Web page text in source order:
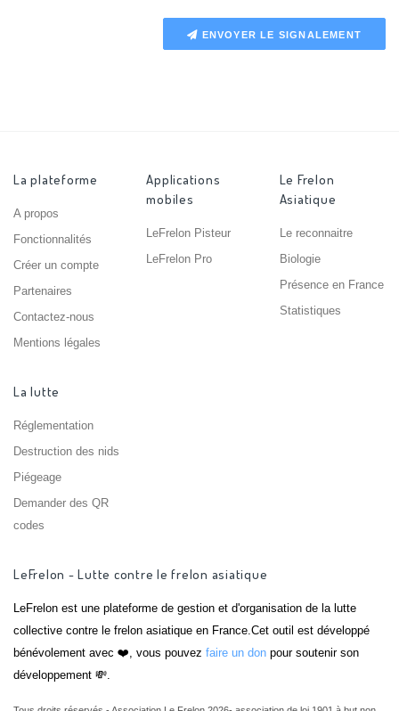
ENVOYER LE SIGNALEMENT
La plateforme
A propos
Fonctionnalités
Créer un compte
Partenaires
Contactez-nous
Mentions légales
Applications
mobiles
LeFrelon Pisteur
LeFrelon Pro
Le Frelon
Asiatique
Le reconnaitre
Biologie
Présence en France
Statistiques
La lutte
Réglementation
Destruction des nids
Piégeage
Demander des QR
codes
LeFrelon - Lutte contre le frelon asiatique
LeFrelon est une plateforme de gestion et d'organisation de la lutte
collective contre le frelon asiatique en France.Cet outil est développé
bénévolement avec ❤️, vous pouvez faire un don pour soutenir son
développement 💸.